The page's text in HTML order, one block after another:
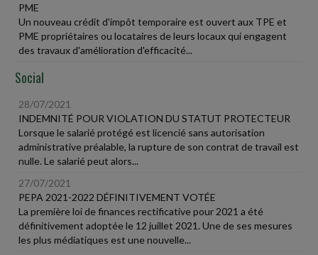
PME
Un nouveau crédit d'impôt temporaire est ouvert aux TPE et
PME propriétaires ou locataires de leurs locaux qui engagent
des travaux d'amélioration d'efficacité...
Social
28/07/2021
INDEMNITÉ POUR VIOLATION DU STATUT PROTECTEUR
Lorsque le salarié protégé est licencié sans autorisation
administrative préalable, la rupture de son contrat de travail est
nulle. Le salarié peut alors...
27/07/2021
PEPA 2021-2022 DÉFINITIVEMENT VOTÉE
La première loi de finances rectificative pour 2021 a été
définitivement adoptée le 12 juillet 2021. Une de ses mesures
les plus médiatiques est une nouvelle...